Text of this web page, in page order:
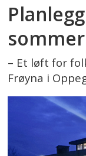
sommer
– Et løft for
Frøyna i